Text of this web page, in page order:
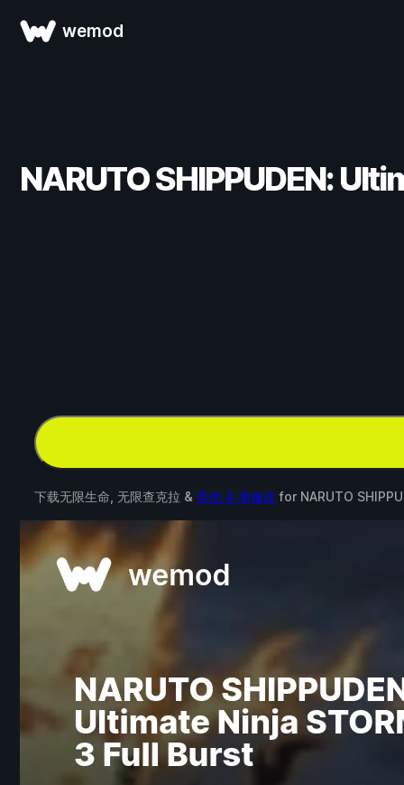
wemod
NARUTO SHIPPUDEN:
下载无限生命, 无限查克拉 & 其他 4 项修改 for NARUTO